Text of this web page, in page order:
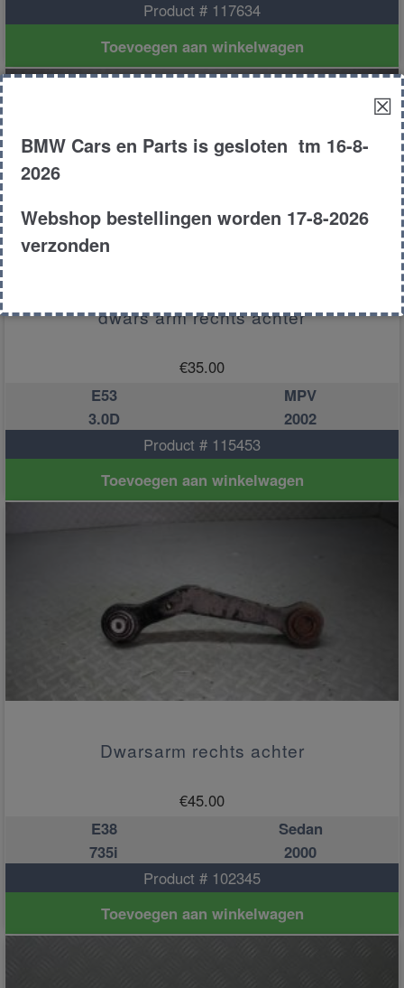
Product # 117634
Toevoegen aan winkelwagen
dwars arm rechts achter
€35.00
E53
MPV
3.0D
2002
Product # 115453
Toevoegen aan winkelwagen
Dwarsarm rechts achter
€45.00
E38
Sedan
735i
2000
Product # 102345
Toevoegen aan winkelwagen
☒
BMW Cars en Parts is gesloten tm 16-8-
2026
Webshop bestellingen worden 17-8-2026
verzonden